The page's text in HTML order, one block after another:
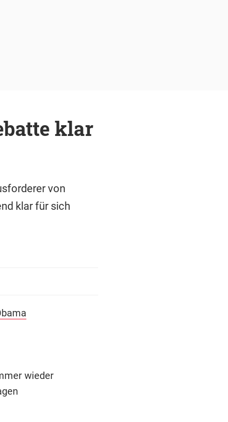
klar
von
klar für sich
wieder